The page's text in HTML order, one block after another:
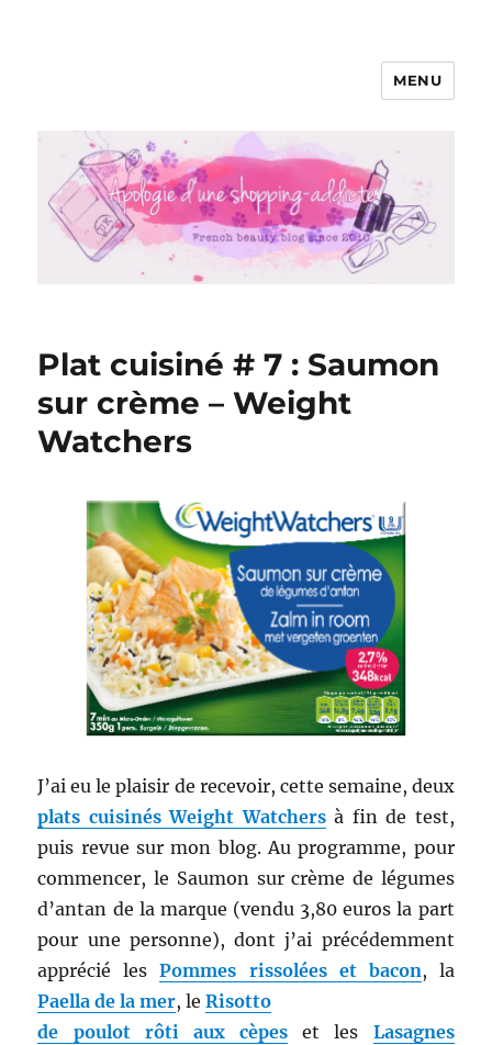
Apologie d'une Shopping-addicte
MENU
Plat cuisiné # 7 : Saumon
sur crème – Weight
Watchers
J’ai eu le plaisir de recevoir, cette semaine, deux
plats cuisinés Weight Watchersà fin de test,
puis revue sur mon blog. Au programme, pour
commencer, le Saumon sur crème de légumes
d’antan de la marque (vendu 3,80 euros la part
pour une personne), dont j’ai précédemment
apprécié lesPommes rissolées et bacon, la
Paella de la mer, leRisotto
de poulot rôti aux cèpes et les Lasagnes